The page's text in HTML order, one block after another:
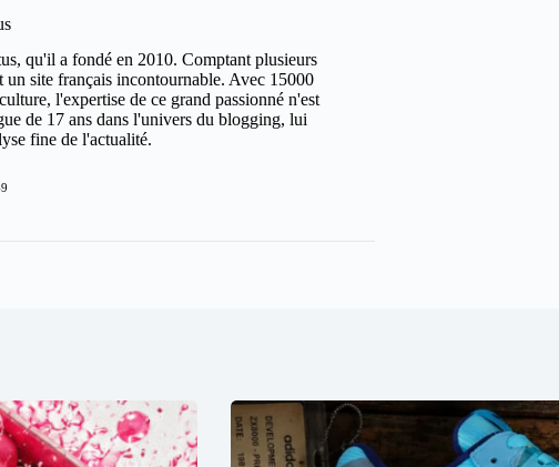
qu'il a fondé en 2010. Comptant plusieurs
un site français incontournable. Avec 15000
l'expertise de ce grand passionné n'est
de 17 ans dans l'univers du blogging, lui
fine de l'actualité.